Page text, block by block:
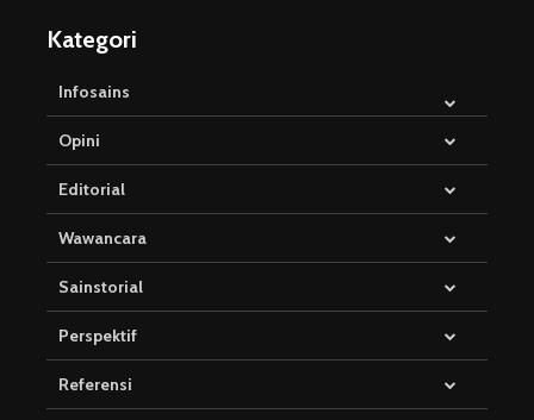
Kategori
Infosains
Opini
Editorial
Wawancara
Sainstorial
Perspektif
Referensi